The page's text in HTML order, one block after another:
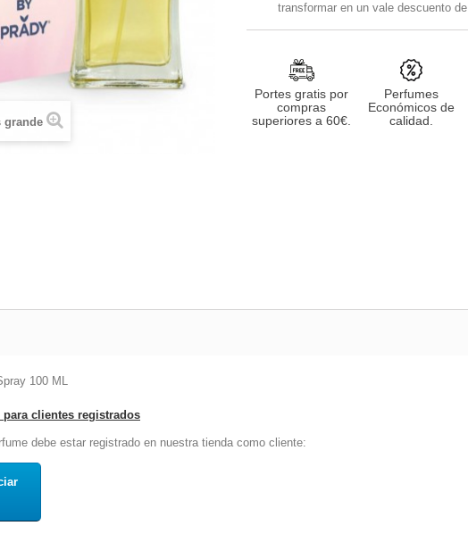
grande
transformar en un vale descuento de
Portes gratis por
compras
superiores a 60€.
Perfumes
Económicos de
calidad.
100 ML
clientes registrados
debe estar registrado en nuestra tienda como cliente: